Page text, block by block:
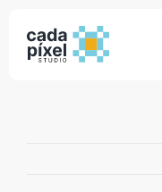
contenido